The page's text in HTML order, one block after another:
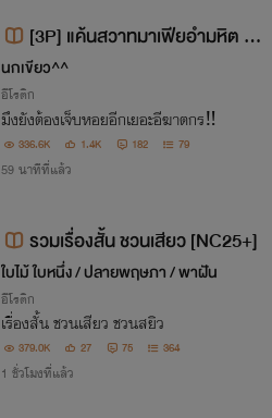
[3P] แค้นสวาทมาเฟียอำมหิต S
M/NC25+++
นกเขียว^^
อีโรติก
มึงยังต้องเจ็บหอยอีกเยอะอีฆาตกร‼️
336.6K 1.4K 182 79
59 นาทีที่แล้ว
รวมเรื่องสั้น ชวนเสียว [NC25+]
ใบไม้ ใบหนึ่ง / ปลายพฤษภา / พาฝัน
อีโรติก
เรื่องสั้น ชวนเสียว ชวนสยิว
379.0K 27 75 364
1 ชั่วโมงที่แล้ว